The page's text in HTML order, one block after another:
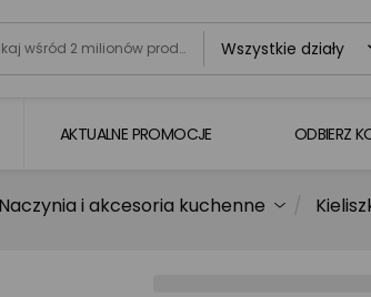
Wszystkie działy
AKTUALNE PROMOCJE ODBIERZ
Naczynia i akcesoria kuchenne